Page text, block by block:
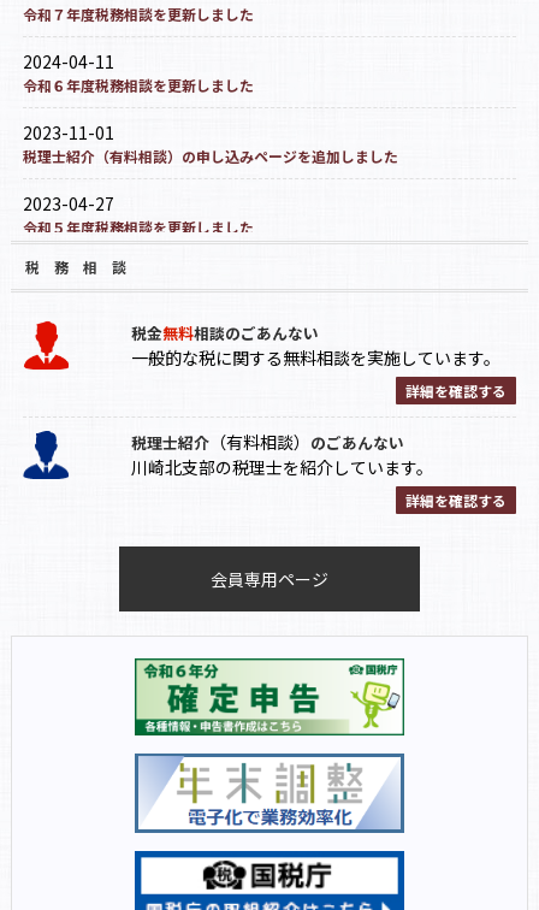
令和７年度税務相談を更新しました
2024-04-11
令和６年度税務相談を更新しました
2023-11-01
税理士紹介（有料相談）の申し込みページを追加しました
2023-04-27
令和５年度税務相談を更新しました
税 務 相 談
税金無料相談のごあんない
一般的な税に関する無料相談を実施しています。
詳細を確認する
税理士紹介 （有料相談） のごあんない
川崎北支部の税理士を紹介しています。
詳細を確認する
会員専用ページ